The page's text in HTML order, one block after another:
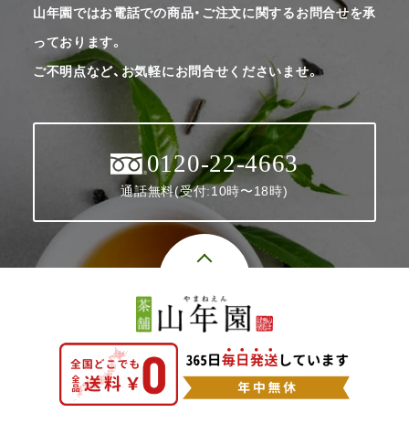
山年園ではお電話での商品・ご注文に関するお問合せを承
っております。
ご不明点など、お気軽にお問合せくださいませ。
0120-22-4663
通話無料(受付:10時〜18時)